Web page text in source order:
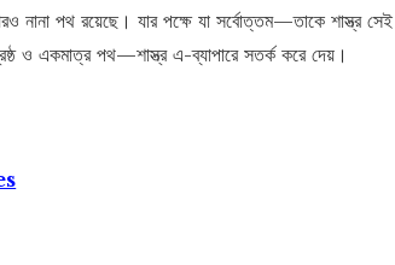
নানা পথ রয়েছে। যার পক্ষে যা সর্বোত্তম—তাকে শাস্ত্র সেই
ও একমাত্র পথ—শাস্ত্র এ-ব্যাপারে সতর্ক করে দেয়।